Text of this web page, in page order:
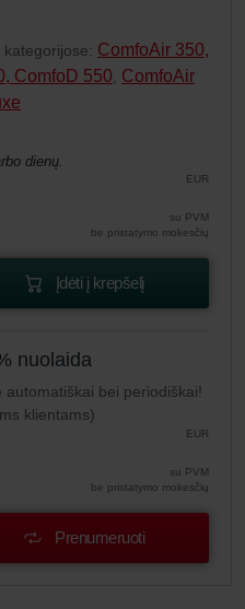
ComfoAir 350,
ComfoD 550 ComfoAir
dienų.
EUR
su PVM
be pristatymo mokesčių
Įdėti į krepšelį
nuolaida
bei periodiškai!
klientams)
EUR
su PVM
be pristatymo mokesčių
Prenumeruoti